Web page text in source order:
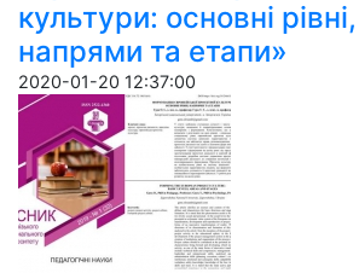
культури: основні рівні,
напрями та етапи»
2020-01-20 12:37:00